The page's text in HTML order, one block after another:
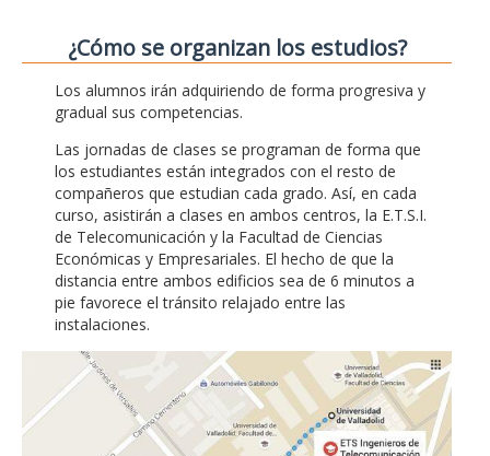
¿Cómo se organizan los estudios?
Los alumnos irán adquiriendo de forma progresiva y
gradual sus competencias.
Las jornadas de clases se programan de forma que
los estudiantes están integrados con el resto de
compañeros que estudian cada grado. Así, en cada
curso, asistirán a clases en ambos centros, la E.T.S.I.
de Telecomunicación y la Facultad de Ciencias
Económicas y Empresariales. El hecho de que la
distancia entre ambos edificios sea de 6 minutos a
pie favorece el tránsito relajado entre las
instalaciones.